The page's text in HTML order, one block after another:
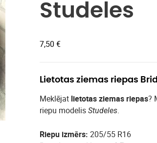
Studeles
7,50 €
Lietotas ziemas riepas
Meklējat lietotas ziemas riepas?
riepu modelis Studeles.
Riepu izmērs: 205/55 R16